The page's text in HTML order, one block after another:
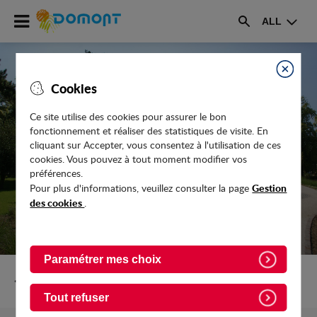
Cookies
Fermer
Ce site utilise des cookies pour assurer le bon
fonctionnement et réaliser des statistiques de visite. En
cliquant sur Accepter, vous consentez à l'utilisation de ces
cookies. Vous pouvez à tout moment modifier vos
préférences.
Pour plus d'informations, veuillez consulter la pageGestion
des cookies .
Paramétrer mes choix
Tout refuser
Accéder
au
menu
Accéder
contenu
Rechercher
ALL
UN NOUVEAU DÉLÉGATAIRE POUR LE
MARCHÉ DE DOMONT
Retour vers Actualites